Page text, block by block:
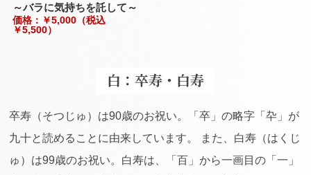
～バラに気持ちを託して～
価格：￥5,000（税込
￥5,500）
白：卒寿・白寿
卒寿（そつじゅ）は90歳のお祝い。「卒」の略字「卆」が
九十と読めることに由来しています。 また、白寿（はくじ
ゅ）は99歳のお祝い。白寿は、「百」から一画目の「一」